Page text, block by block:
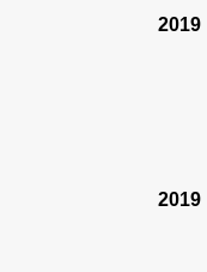
2019
2019